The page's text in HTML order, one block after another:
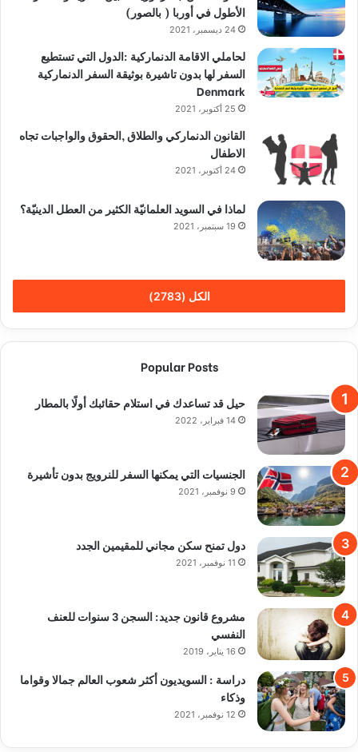
الأطول في أوربا ( بالصور)
24 ديسمبر، 2021
لحاملي الاقامة الدنماركية :الدول التي تستطيع
السفر لها بدون تاشيرة بوثيقة السفر الدنماركية
Denmark
25 أكتوبر، 2021
القانون الدنماركي والطلاق ,الحقوق والواجبات تجاه
الاطفال
24 أكتوبر، 2021
لماذا في السويد العلمانيّة الكثير من العطل الدينيّة؟
19 سبتمبر، 2021
الكل (2783)
Popular Posts
حيل قد تساعدك في استلام حقائبك أولًا بالمطار
14 فبراير، 2022
الجنسيات التي يمكنها السفر للنرويج بدون تأشيرة
9 نوفمبر، 2021
دول تمنح سكن مجاني للمقيمين الجدد
11 نوفمبر، 2021
مشروع قانون جديد: السجن 3 سنوات للعنف
النفسي
16 يناير، 2019
دراسة : السويديون أكثر شعوب العالم جمالا وقواما
وذكاء
12 نوفمبر، 2021